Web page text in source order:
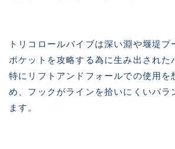
トリコロールバイブは深い淵や堰堤
ポケットを攻略する為に生み出された
特にリフトアンドフォールでの使用を
め、フックがラインを拾いにくいバラ
ます。